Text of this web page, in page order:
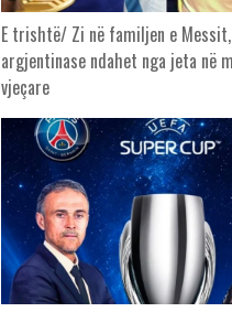
E trishtë/ Zi në familjen e
argjentinase ndahet nga jeta në
vjeçare